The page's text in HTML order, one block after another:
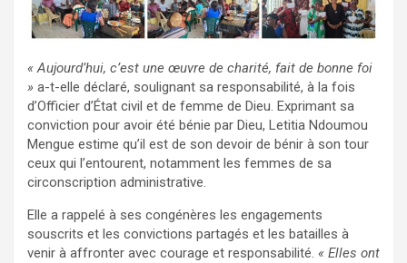
« Aujourd’hui, c’est une œuvre de charité, fait de bonne foi
» a-t-elle déclaré, soulignant sa responsabilité, à la fois
d’Officier d’État civil et de femme de Dieu. Exprimant sa
conviction pour avoir été bénie par Dieu, Letitia Ndoumou
Mengue estime qu’il est de son devoir de bénir à son tour
ceux qui l’entourent, notamment les femmes de sa
circonscription administrative.
Elle a rappelé à ses congénères les engagements
souscrits et les convictions partagés et les batailles à
venir à affronter avec courage et responsabilité. « Elles ont